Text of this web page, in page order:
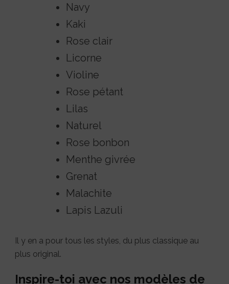
Navy
Kaki
Rose clair
Licorne
Violine
Rose pétant
Lilas
Naturel
Rose bonbon
Menthe givrée
Grenat
Malachite
Lapis Lazuli
Il y en a pour tous les styles, du plus classique au
plus original.
Inspire-toi avec nos modèles de